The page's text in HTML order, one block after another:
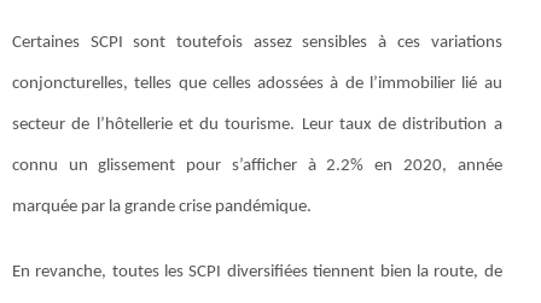
Certaines SCPI sont toutefois assez sensibles à ces variations
conjoncturelles, telles que celles adossées à de l’immobilier lié au
secteur de l’hôtellerie et du tourisme. Leur taux de distribution a
connu un glissement pour s’afficher à 2.2% en 2020, année
marquée par la grande crise pandémique.
En revanche, toutes les SCPI diversifiées tiennent bien la route, de